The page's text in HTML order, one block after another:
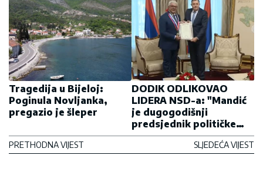
Tragedija u Bijeloj:
Poginula Novljanka,
pregazio je šleper
PRETHODNA VIJEST
DODIK ODLIKOVAO
LIDERA NSD-a: "Mandić
je dugogodišnji
predsjednik političke
partije koja okuplja
Srbe i on se bori zaSLJEDEĆA VIJEST